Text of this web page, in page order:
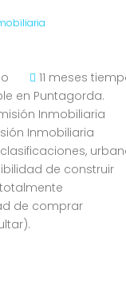
11 meses
en Puntagorda.
Inmobiliaria
Inmobiliaria
de construir
de comprar